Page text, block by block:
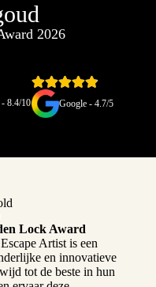
2026
- 8.4/10 Google - 4.7/5
Lock Award
Artistis een
en innovatieve
tot de beste in hun